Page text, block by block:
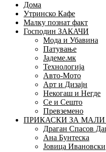
Дома
Утринско Кафе
Малку познат факт
Господин ЗАКАЧИ
Мода и Убавина
Патување
Јадеме.мк
Технологија
Авто-Мото
Арт и Дизајн
Некогаш и Негде
Се и Сешто
Превземено
ПРИКАСКИ ЗА МАЛИ
Драган Спасов
Ана Бунтеска
Јовица Ивановски